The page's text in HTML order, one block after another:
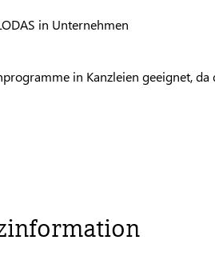
in Unternehmen
in Kanzleien geeignet, da